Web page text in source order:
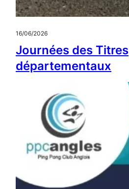
16/06/2026
Journées des Titres
départementaux